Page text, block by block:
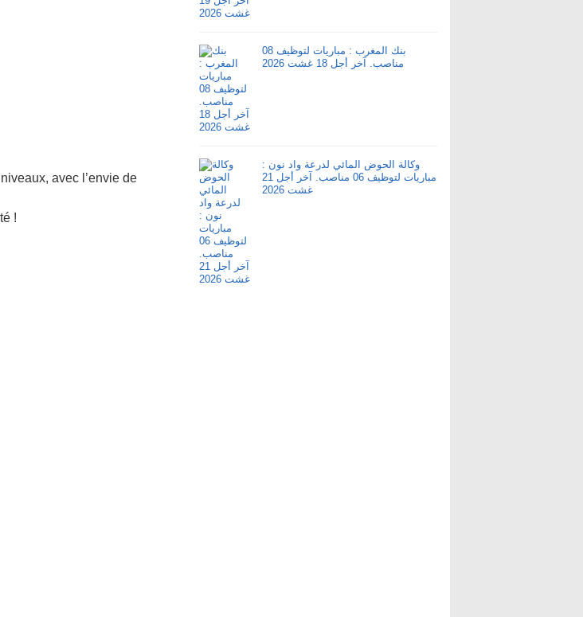
avec l’envie de
!
بنك المغرب : مباريات لتوظيف 08
مناصب. آخر أجل 18 غشت 2026
وكالة الحوض المائي لدرعة واد نون :
مباريات لتوظيف 06 مناصب. آخر أجل 21
غشت 2026